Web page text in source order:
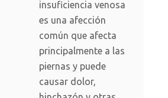
insuficiencia venosa
es una afección
común que afecta
principalmente a las
piernas y puede
causar dolor,